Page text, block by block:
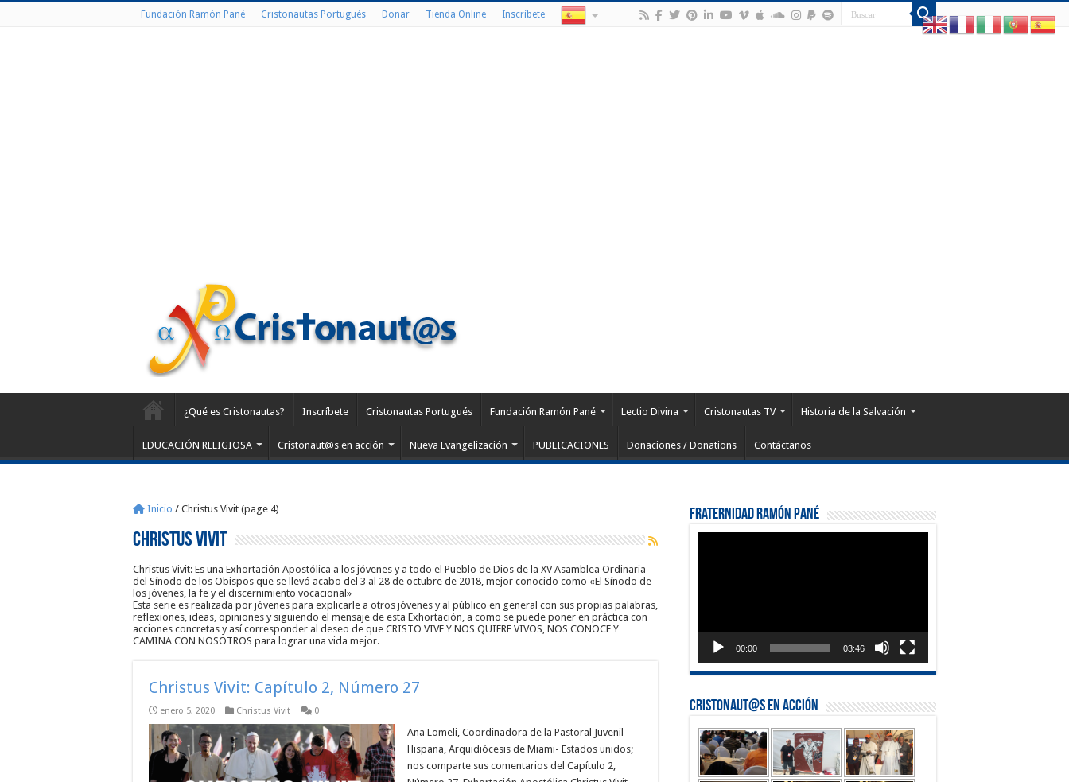
Fundación Ramón Pané Cristonautas Portugués Donar Tienda Online Inscríbete
¿Qué es Cristonautas? Inscríbete Cristonautas Portugués Fundación Ramón Pané Lectio Divina Cristonautas TV Historia de la Salvación
EDUCACIÓN RELIGIOSA Cristonaut@s en acción Nueva Evangelización PUBLICACIONES Donaciones / Donations Contáctanos
Inicio / Christus Vivit (page 4)
Christus Vivit
Christus Vivit: Es una Exhortación Apostólica a los jóvenes y a todo el Pueblo de Dios de la XV Asamblea Ordinaria
del Sínodo de los Obispos que se llevó acabo del 3 al 28 de octubre de 2018, mejor conocido como «El Sínodo de
los jóvenes, la fe y el discernimiento vocacional»
Esta serie es realizada por jóvenes para explicarle a otros jóvenes y al público en general con sus propias palabras,
reflexiones, ideas, opiniones y siguiendo el mensaje de esta Exhortación, a como se puede poner en práctica con
acciones concretas y así corresponder al deseo de que CRISTO VIVE Y NOS QUIERE VIVOS, NOS CONOCE Y
CAMINA CON NOSOTROS para lograr una vida mejor.
Christus Vivit: Capítulo 2, Número 27
enero 5, 2020 Christus Vivit 0
Ana Lomeli, Coordinadora de la Pastoral Juvenil
Hispana, Arquidiócesis de Miami- Estados unidos;
nos comparte sus comentarios del Capítulo 2,
Fraternidad Ramón Pané
00:00 03:46
Cristonaut@s en Acción